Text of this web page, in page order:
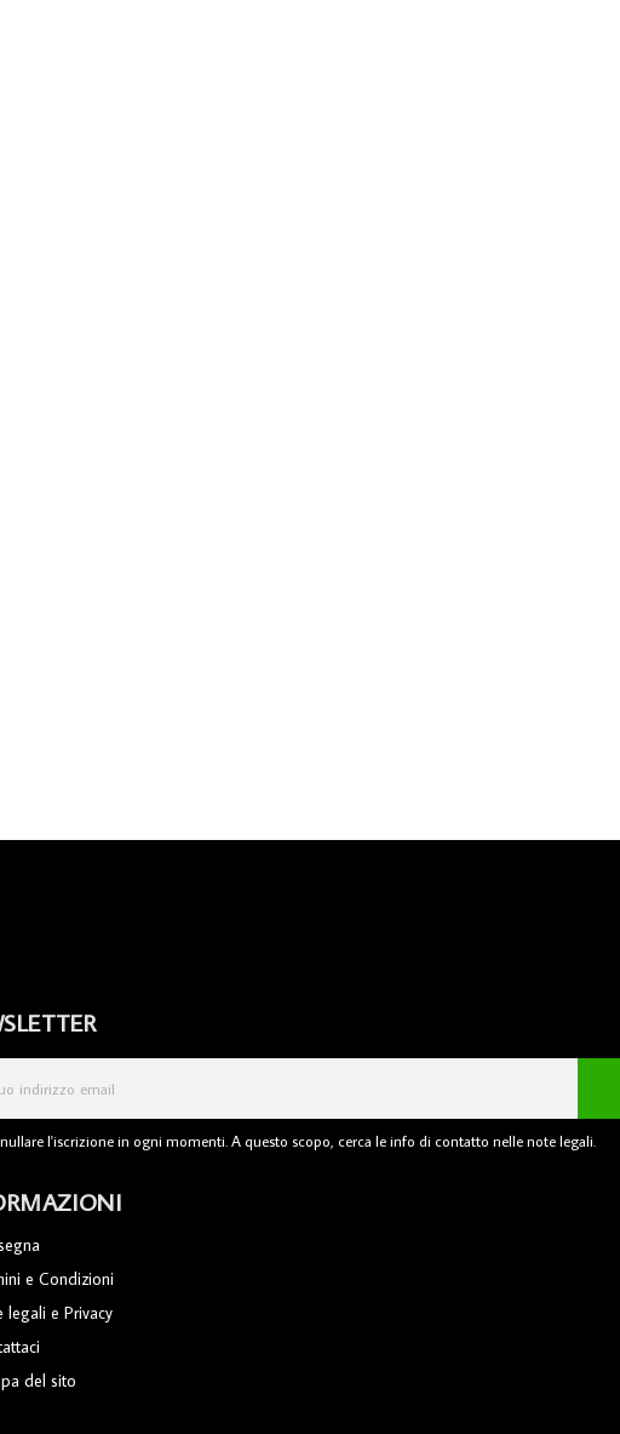
l'iscrizione in ogni momenti. A questo scopo, cerca le info di contatto nelle note legali.
e Condizioni
legali e Privacy
del sito